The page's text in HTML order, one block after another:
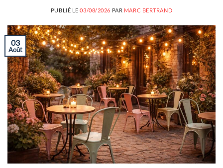
PUBLIÉ LE03/08/2026 PAR MARC BERTRAND
03
Août